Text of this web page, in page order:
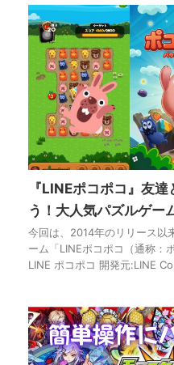
『LINEポコポコ』友
う！大人気パズルゲー
今回は、2014年のリリース以
ーム「LINEポコポコ（通称：
LINE ポコポコ 開発元:LINE